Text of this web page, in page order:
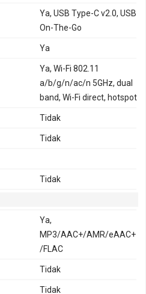
Ya, USB Type-C v2.0, USB
On-The-Go
Ya
Ya, Wi-Fi 802.11
a/b/g/n/ac/n 5GHz, dual
band, Wi-Fi direct, hotspot
Tidak
Tidak
Tidak
Ya,
MP3/AAC+/AMR/eAAC+
/FLAC
Tidak
Tidak